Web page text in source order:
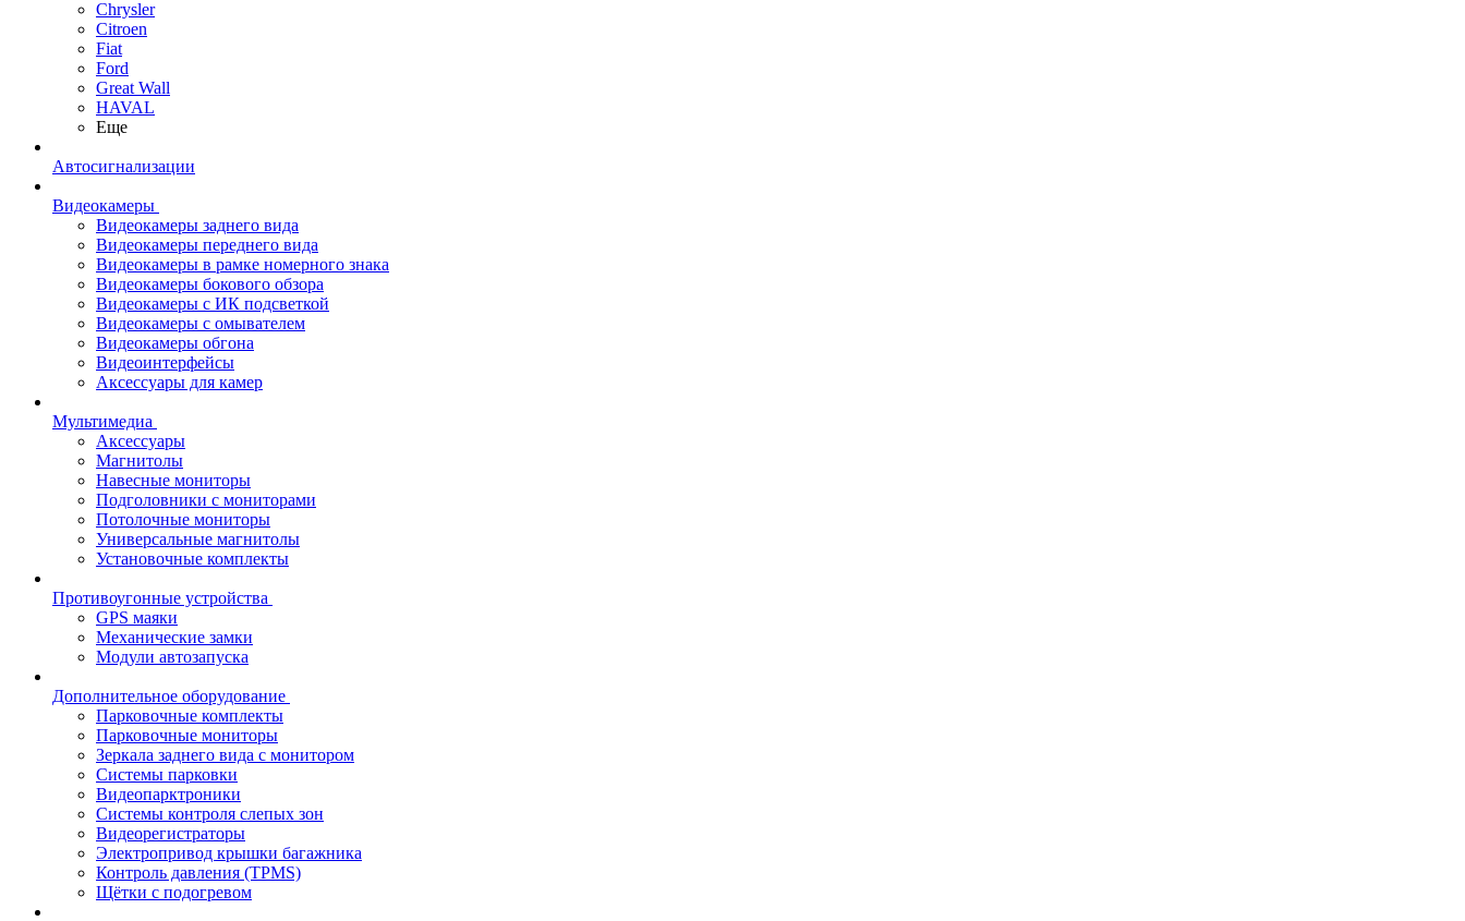
Chrysler
Citroen
Fiat
Ford
Great Wall
HAVAL
Еще
Автосигнализации
Видеокамеры
Видеокамеры заднего вида
Видеокамеры переднего вида
Видеокамеры в рамке номерного знака
Видеокамеры бокового обзора
Видеокамеры с ИК подсветкой
Видеокамеры с омывателем
Видеокамеры обгона
Видеоинтерфейсы
Аксессуары для камер
Мультимедиа
Аксессуары
Магнитолы
Навесные мониторы
Подголовники с мониторами
Потолочные мониторы
Универсальные магнитолы
Установочные комплекты
Противоугонные устройства
GPS маяки
Механические замки
Модули автозапуска
Дополнительное оборудование
Парковочные комплекты
Парковочные мониторы
Зеркала заднего вида с монитором
Системы парковки
Видеопарктроники
Системы контроля слепых зон
Видеорегистраторы
Электропривод крышки багажника
Контроль давления (TPMS)
Щётки с подогревом